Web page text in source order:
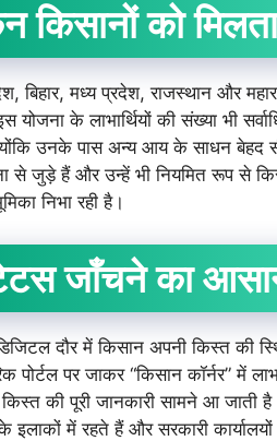
किसानों को मिलता
बिहार, मध्य प्रदेश, राजस्थान और
योजना के लाभार्थियों की संख्या भी
उनके पास अन्य आय के साधन बेहद
से जुड़े हैं और उन्हें भी नियमित रूप से
निभा रही है।
जाँचने का
दौर में किसान अपनी किस्त की
पोर्टल पर जाकर “किसान कॉर्नर” में
की पूरी जानकारी सामने आ जाती
इलाकों में रहते हैं और सरकारी